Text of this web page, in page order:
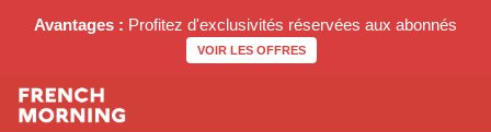
Avantages : Profitez d'exclusivités réservées aux abonnés
VOIR LES OFFRES